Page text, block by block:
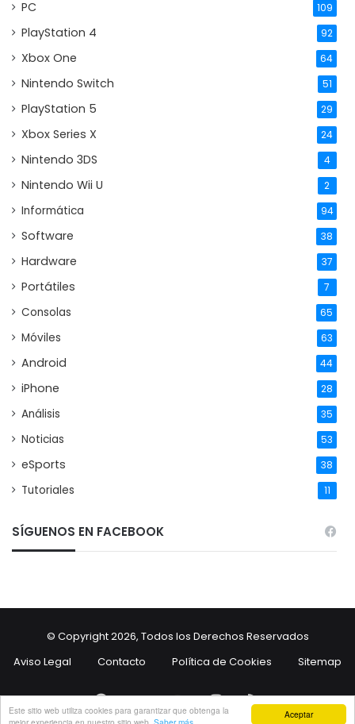
Aceptar
Este sitio web utiliza cookies para garantizar que obtenga la
PC 109
PlayStation 4 92
Xbox One 64
Nintendo Switch 51
PlayStation 5 29
Xbox Series X 24
Nintendo 3DS 4
Nintendo Wii U 2
Informática 94
Software 38
Hardware 37
Portátiles 7
Consolas 65
Móviles 63
Android 44
iPhone 28
Análisis 35
Noticias 53
eSports 38
Tutoriales 11
SÍGUENOS EN FACEBOOK
© Copyright 2026, Todos los Derechos Reservados
Aviso Legal
Contacto Política de Cookies Sitemap
Facebook
TwitterYouTubeInstagram
RSS